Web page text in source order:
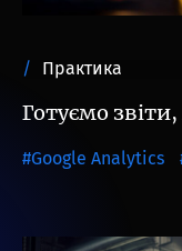
Практика
Готуємо
Google Analytics